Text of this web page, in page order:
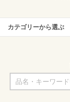
カテゴリーから選ぶ
スーパー
専門店